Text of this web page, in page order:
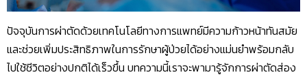
ปัจจุบันการผ่าตัดด้วยเทคโนโลยีทางการแพทย์มีความก้าวหน้าทันสมัย
และช่วยเพิ่มประสิทธิภาพในการรักษาผู้ป่วยได้อย่างแม่นยำพร้อมกลับ
ไปใช้ชีวิตอย่างปกติได้เร็วขึ้น บทความนี้เราจะพามารู้จักการผ่าตัดส่อง